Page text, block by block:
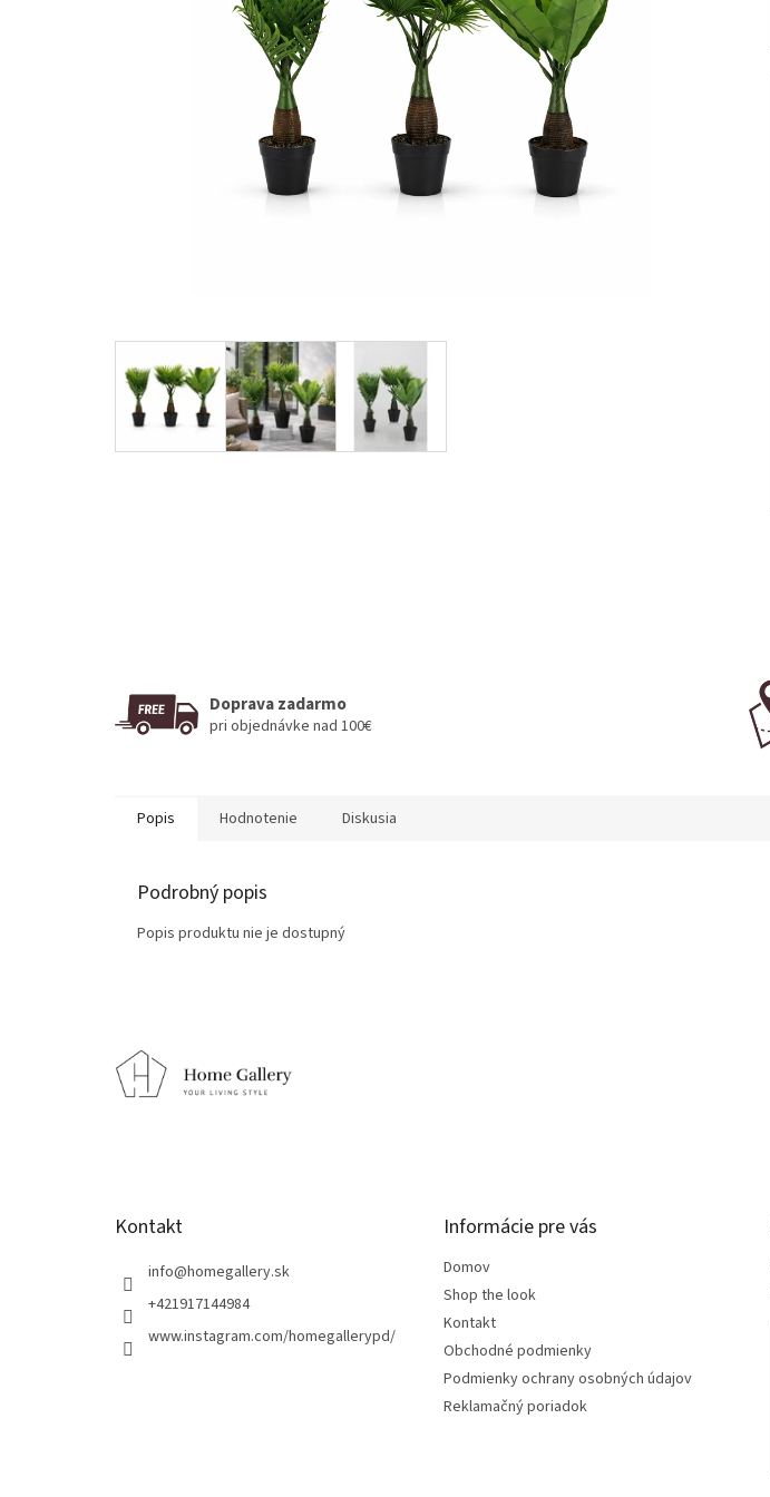
Doprava zadarmo
pri objednávke nad 100€
Popis Hodnotenie Diskusia
Podrobný popis
Popis produktu nie je dostupný
Kontakt
info@homegallery.sk
+421917144984
www.instagram.com/homegallerypd/
Informácie pre vás
Domov
Shop the look
Kontakt
Obchodné podmienky
Podmienky ochrany osobných údajov
Reklamačný poriadok